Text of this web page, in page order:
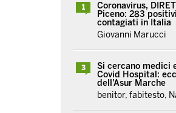
1
Coronavirus,
Piceno: 283
contagiati in Italia
Giovanni Marucci
3
Si cercano medici
Covid Hospital:
dell’Asur Marche
benitor, fabitesto,